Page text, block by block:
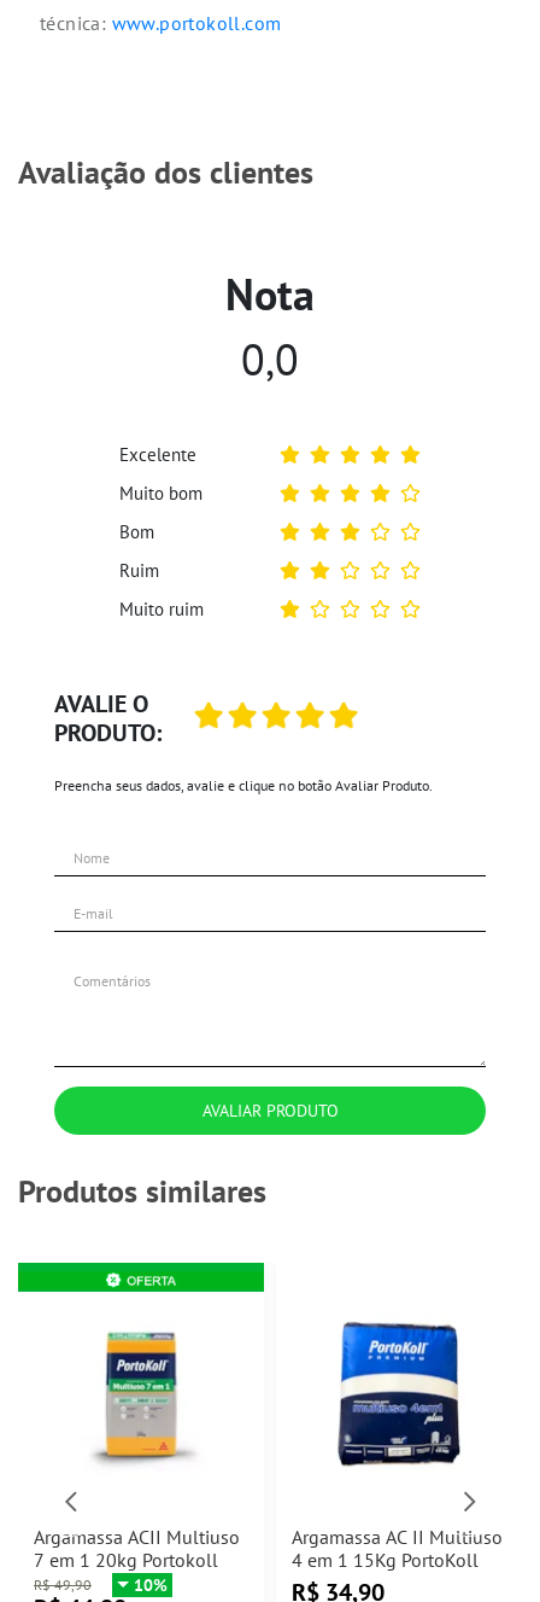
técnica: www.portokoll.com
Avaliação dos clientes
AVALIE O
PRODUTO:
Preencha seus dados, avalie e clique no botão Avaliar Produto.
AVALIAR PRODUTO
Nota
0,0
Excelente
Muito bom
Bom
Ruim
Muito ruim
Produtos similares
Argamassa ACII Multiuso
7 em 1 20kg Portokoll
R$ 49,90 10%
Argamassa AC II Multiuso
4 em 1 15Kg PortoKoll
R$ 34,90